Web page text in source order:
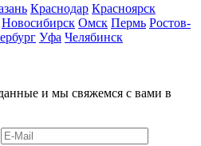
Краснодар Красноярск
Новосибирск Омск Пермь Ростов-
Уфа Челябинск
и мы свяжемся с вами в